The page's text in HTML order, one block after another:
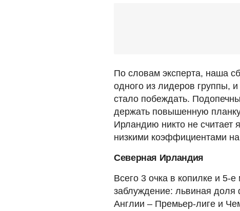
По словам эксперта, наша
одного из лидеров группы,
стало побеждать.
держать повышенную
Ирландию никто не считает
низкими коэффициентами
Северная Ирландия
Всего 3 очка в копилке и 5-
заблуждение: львиная доля
Англии – Премьер-лиге и